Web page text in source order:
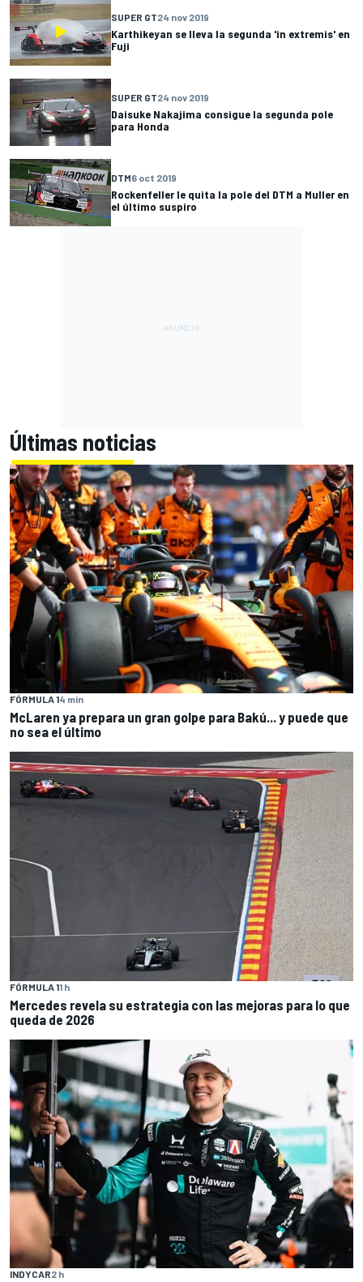
SUPER GT24 nov 2019
Karthikeyan se lleva la segunda 'in extremis' en
Fuji
SUPER GT24 nov 2019
Daisuke Nakajima consigue la segunda pole
para Honda
DTM6 oct 2019
Rockenfeller le quita la pole del DTM a Muller en
el último suspiro
Últimas noticias
FÓRMULA 14 min
McLaren ya prepara un gran golpe para Bakú... y puede que
no sea el último
FÓRMULA 11 h
Mercedes revela su estrategia con las mejoras para lo que
queda de 2026
INDYCAR2 h